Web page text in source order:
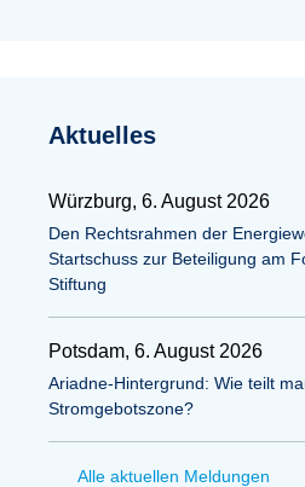
Aktuelles
Würzburg, 6. August 2026
Den Rechtsrahmen der
Startschuss zur Beteiligung am
Stiftung
Potsdam, 6. August 2026
Ariadne-Hintergrund: Wie teilt
Stromgebotszone?
Alle aktuellen Meldungen